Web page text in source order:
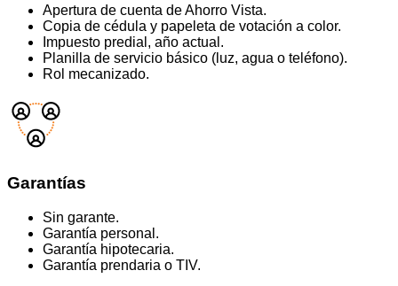
Apertura de cuenta de Ahorro Vista.
Copia de cédula y papeleta de votación a color.
Impuesto predial, año actual.
Planilla de servicio básico (luz, agua o teléfono).
Rol mecanizado.
Garantías
Sin garante.
Garantía personal.
Garantía hipotecaria.
Garantía prendaria o TIV.